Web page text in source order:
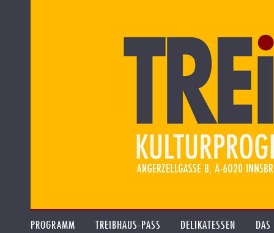
PROGRAMM TREIBHAUS-PASS DELIKATESSEN